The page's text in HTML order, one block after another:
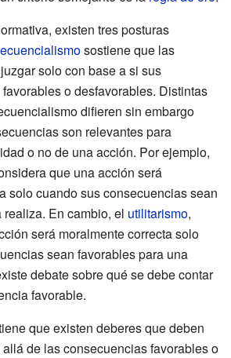
existen tres posturas
sostiene que las
solo con base a si sus
o desfavorables. Distintas
difieren sin embargo
son relevantes para
o no de una acción. Por ejemplo,
que una acción será
solo cuando sus consecuencias sean
En cambio, el utilitarismo,
será moralmente correcta solo
sean favorables para una
debate sobre qué se debe contar
favorable.
que existen deberes que deben
de las consecuencias favorables o